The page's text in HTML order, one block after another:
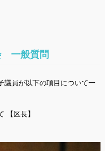
一般質問
議員が以下の項目について一
【区長】